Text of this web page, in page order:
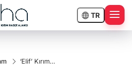
TR
‘Elif’ Kırım